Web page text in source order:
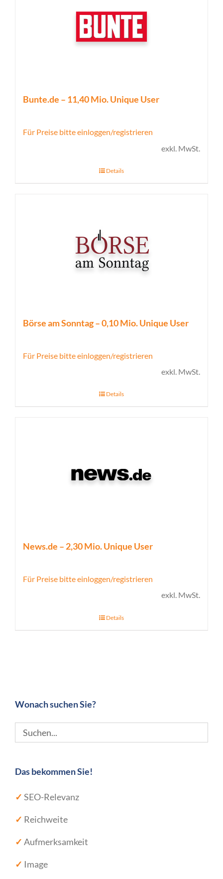
Bunte.de – 11,40 Mio. Unique User
Für Preise bitte einloggen/registrieren
exkl. MwSt.
Details
Börse am Sonntag – 0,10 Mio. Unique User
Für Preise bitte einloggen/registrieren
exkl. MwSt.
Details
News.de – 2,30 Mio. Unique User
Für Preise bitte einloggen/registrieren
exkl. MwSt.
Details
Wonach suchen Sie?
Das bekommen Sie!
✓ SEO-Relevanz
✓ Reichweite
✓ Aufmerksamkeit
✓ Image